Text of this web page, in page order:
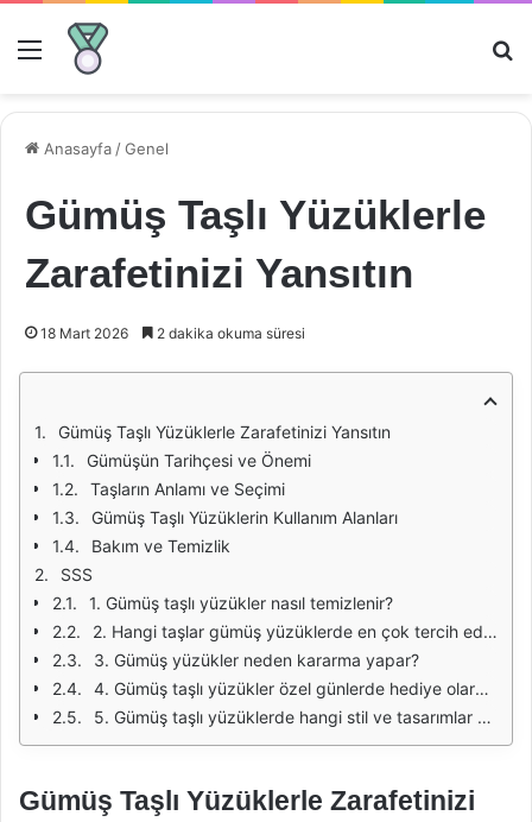
Menü
Anasayfa /Genel
Gümüş Taşlı Yüzüklerle
Zarafetinizi Yansıtın
18 Mart 2026 2 dakika okuma süresi
Gümüş Taşlı Yüzüklerle Zarafetinizi Yansıtın
Gümüşün Tarihçesi ve Önemi
Taşların Anlamı ve Seçimi
Gümüş Taşlı Yüzüklerin Kullanım Alanları
Bakım ve Temizlik
SSS
1. Gümüş taşlı yüzükler nasıl temizlenir?
2. Hangi taşlar gümüş yüzüklerde en çok tercih edilir?
3. Gümüş yüzükler neden kararma yapar?
4. Gümüş taşlı yüzükler özel günlerde hediye olarak verilir mi?
5. Gümüş taşlı yüzüklerde hangi stil ve tasarımlar vardır?
Gümüş Taşlı Yüzüklerle Zarafetinizi